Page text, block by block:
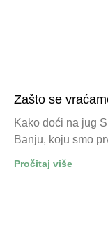
Zašto se
Kako doći na jug
Banju, koju smo
Pročitaj više